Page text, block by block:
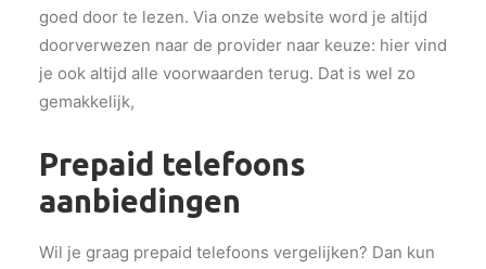
goed door te lezen. Via onze website word je altijd
doorverwezen naar de provider naar keuze: hier vind
je ook altijd alle voorwaarden terug. Dat is wel zo
gemakkelijk,
Prepaid telefoons
aanbiedingen
Wil je graag prepaid telefoons vergelijken? Dan kun